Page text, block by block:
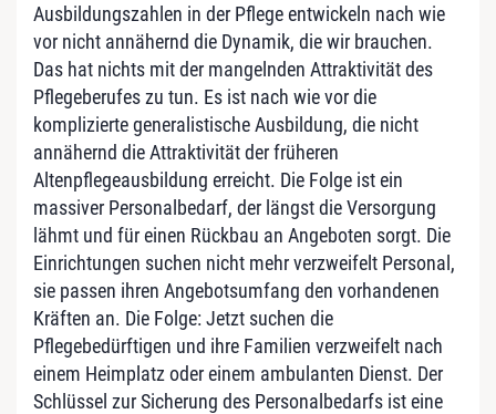
Ausbildungszahlen in der Pflege entwickeln nach wie
vor nicht annähernd die Dynamik, die wir brauchen.
Das hat nichts mit der mangelnden Attraktivität des
Pflegeberufes zu tun. Es ist nach wie vor die
komplizierte generalistische Ausbildung, die nicht
annähernd die Attraktivität der früheren
Altenpflegeausbildung erreicht. Die Folge ist ein
massiver Personalbedarf, der längst die Versorgung
lähmt und für einen Rückbau an Angeboten sorgt. Die
Einrichtungen suchen nicht mehr verzweifelt Personal,
sie passen ihren Angebotsumfang den vorhandenen
Kräften an. Die Folge: Jetzt suchen die
Pflegebedürftigen und ihre Familien verzweifelt nach
einem Heimplatz oder einem ambulanten Dienst. Der
Schlüssel zur Sicherung des Personalbedarfs ist eine